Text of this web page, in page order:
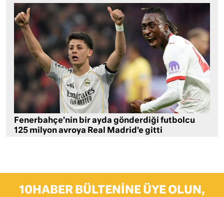
Fenerbahçe’nin bir ayda gönderdiği futbolcu
125 milyon avroya Real Madrid’e gitti
10HABER BÜLTENINE ÜYE OLUN,